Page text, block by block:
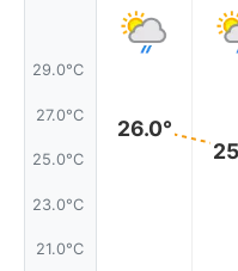
29.0°C
27.0°C
25.0°C
23.0°C
21.0°C
26.0°